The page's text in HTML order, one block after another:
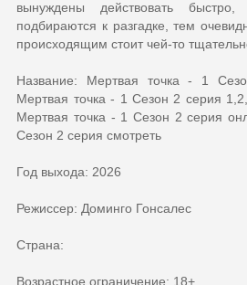
вынуждены действовать
подбираются к разгадке, тем
происходящим стоит чей-то
Название: Мертвая точка - 1
Мертвая точка - 1 Сезон 2 серия
Мертвая точка - 1 Сезон 2 серия
Сезон 2 серия смотреть
Год выхода: 2026
Режиссер: Доминго Гонсалес
Страна:
Возрастное ограничение: 18+